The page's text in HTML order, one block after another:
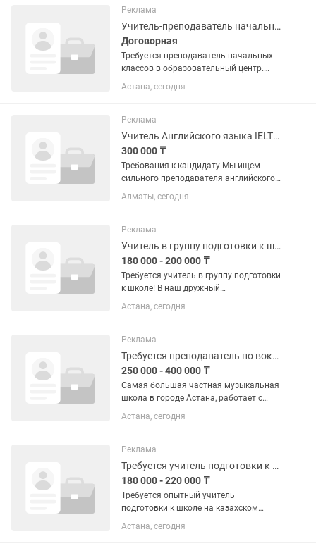
Реклама
Учитель-преподаватель начальных классов на казахском языке
Договорная
Требуется преподаватель начальных
классов в образовательный центр.
Подготовка к школе, продленка и
развитие. Обучение на казахском
русс, каз). Кто ищет подработку,...
Астана, сегодня
Реклама
Учитель Английского языка IELTS / SAT
300 000 ₸
Требования к кандидату Мы ищем
сильного преподавателя английского
языка, который умеет работать как с
общим английским, так и с
Обязательные требования: Высшее...
Алматы, сегодня
Реклама
Учитель в группу подготовки к школе на русском языке,вторая смена
180 000 - 200 000 ₸
Требуется учитель в группу подготовки
к школе! В наш дружный
образовательный центр требуется
педагог по подготовке к школе. 👶
ежедневно с понедельника по
пятницу....
Астана, сегодня
Реклама
Требуется преподаватель по вокалу и фортепиано
250 000 - 400 000 ₸
Самая большая частная музыкальная
школа в городе Астана, работает с
2017 года 9 лет на рынке, приглашает в
свою дружную команду специалистов
Астана, сегодня
Реклама
Требуется учитель подготовки к школе на казахском языке на 4 часа в день
180 000 - 220 000 ₸
Требуется опытный учитель
подготовки к школе на казахском
языке, для летнего и годичного курса
подготовки к школе.Качественно
Астана, сегодня